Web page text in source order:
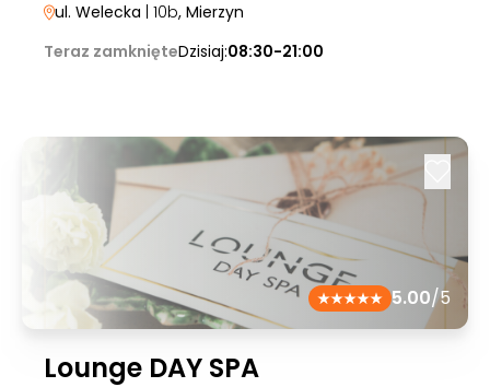
ul. Welecka | 10b, Mierzyn
Teraz zamknięteDzisiaj:08:30-21:00
5.00/5
Lounge DAY SPA